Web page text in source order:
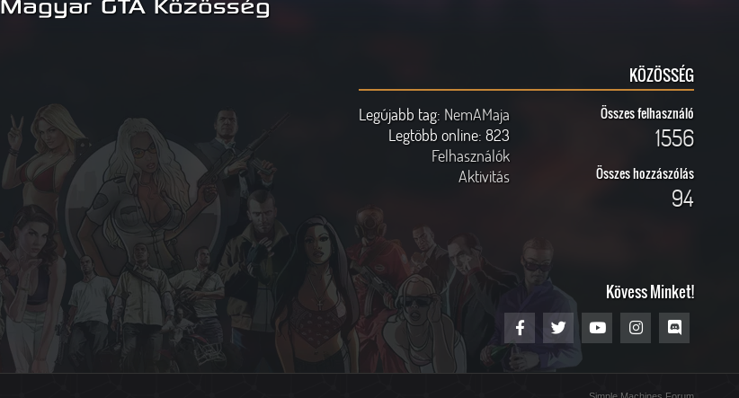
KÖZÖSSÉG
Legújabb tag: NemAMaja
Legtöbb online: 823
Felhasználók
Aktivitás
Összes felhasználó
1556
Összes hozzászólás
94
Kövess Minket!